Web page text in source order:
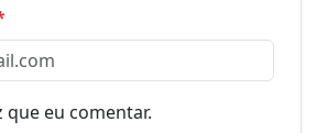
eu comentar.